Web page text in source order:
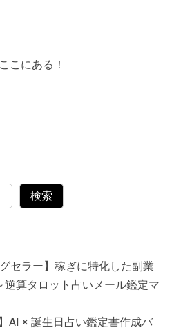
こにある！
検索
セラー】稼ぎに特化した副業
算タロット占いメール鑑定マ
AI × 誕生日占い鑑定書作成バ